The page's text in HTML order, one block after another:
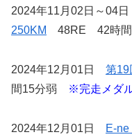
2024年11月02日～04
250KM
48RE 42時
2024年12月01日 第19
間15分弱
※完走メダ
2024年12月01日 E-